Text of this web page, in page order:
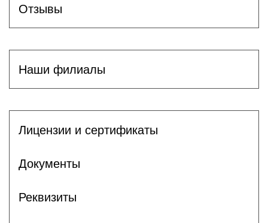
Отзывы
Наши филиалы
Лицензии и сертификаты
Документы
Реквизиты